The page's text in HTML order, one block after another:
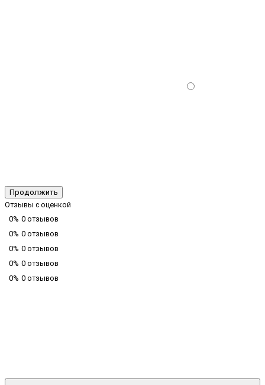
Продолжить
Отзывы с оценкой
0% 0 отзывов
0% 0 отзывов
0% 0 отзывов
0% 0 отзывов
0% 0 отзывов